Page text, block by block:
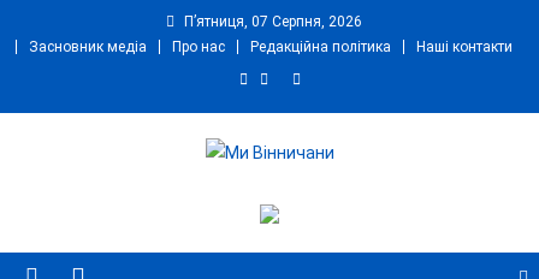
П’ятниця, 07 Серпня, 2026
Засновник медіа
Про нас Редакційна політика Наші контакти